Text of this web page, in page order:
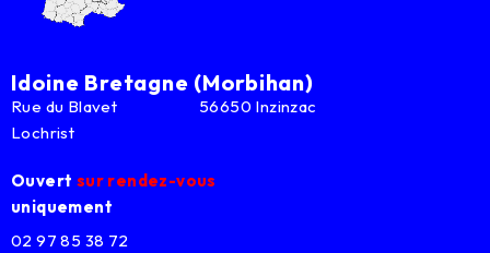
Idoine Bretagne (Morbihan)
Rue du Blavet 56650 Inzinzac
Lochrist
Ouvert sur rendez-vous
uniquement
02 97 85 38 72